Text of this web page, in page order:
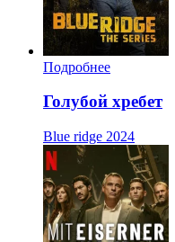
Подробнее
Голубой хребет
Blue ridge 2024